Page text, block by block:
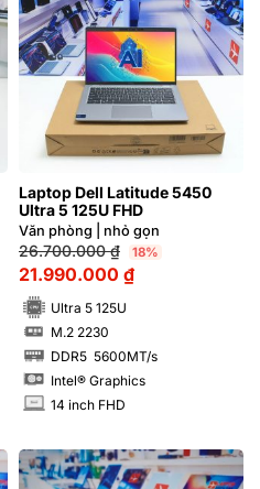
Laptop Dell Latitude 5450
Ultra 5 125U FHD
Văn phòng | nhỏ gọn
26.700.000₫ 18%
21.990.000 ₫
Ultra 5 125U
SSD M.2 2230
DDR5 5600MT/s
Intel® Graphics
INCH 14 inch FHD